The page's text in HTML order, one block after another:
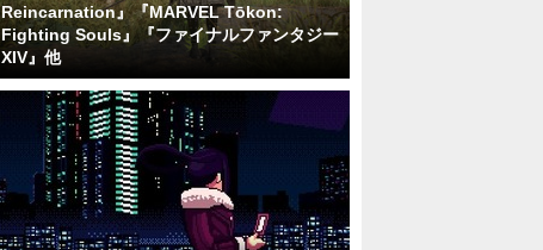
Reincarnation』『MARVEL Tōkon:
Fighting Souls』『ファイナルファンタジー
XIV』他